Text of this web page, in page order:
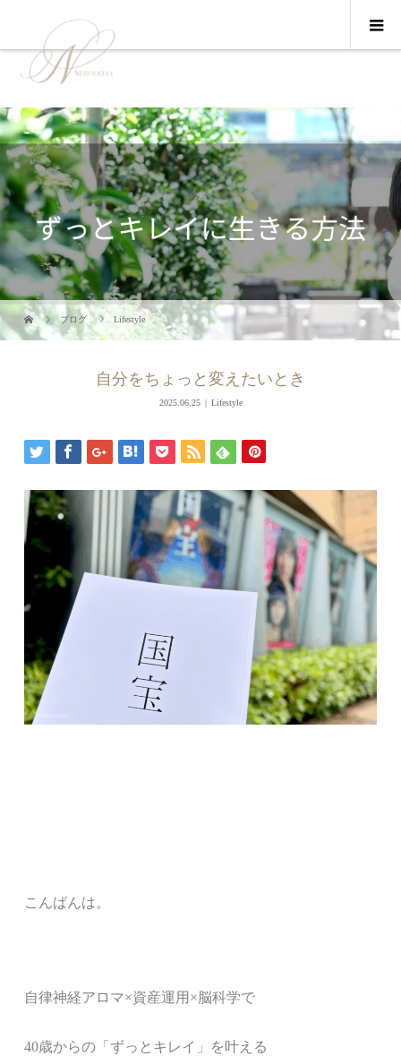
ブログ Lifestyle
自分をちょっと変えたいとき
2025.06.25 Lifestyle
こんばんは。
自律神経アロマ×資産運用×脳科学で
40歳からの「ずっとキレイ」を叶える